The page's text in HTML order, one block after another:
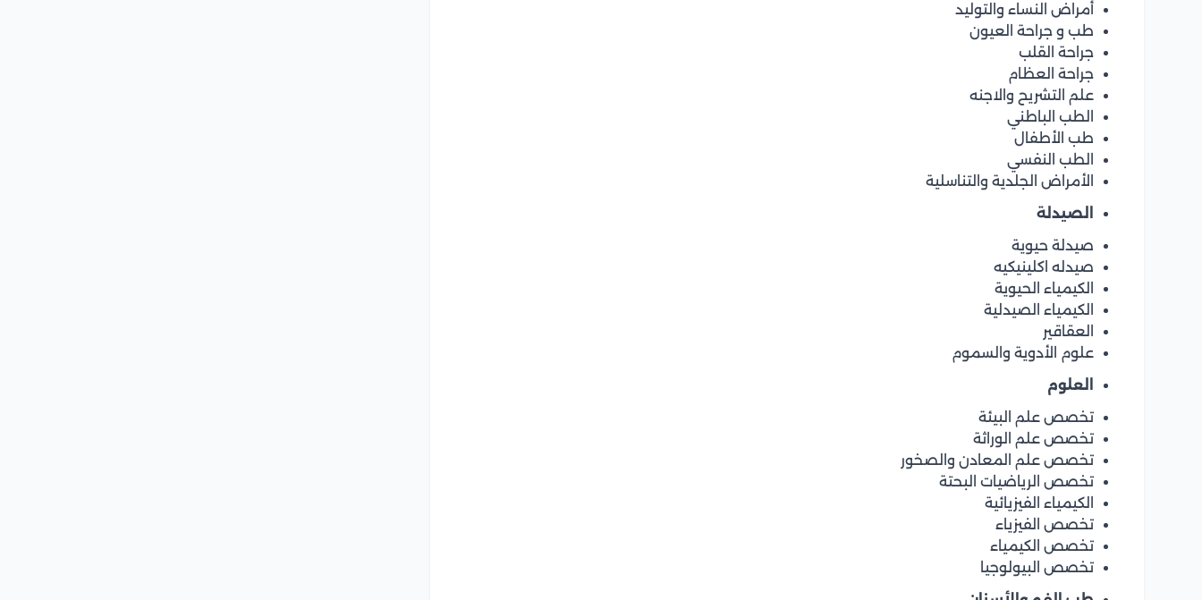
أمراض النساء والتوليد
طب و جراحة العيون
جراحة القلب
جراحة العظام
علم التشريح والاجنه
الطب الباطني
طب الأطفال
الطب النفسي
الأمراض الجلدية والتناسلية
الصيدلة
صيدلة حيوية
صيدله اكلينيكيه
الكيمياء الحيوية
الكيمياء الصيدلية
العقاقير
علوم الأدوية والسموم
العلوم
تخصص علم البيئة
تخصص علم الوراثة
تخصص علم المعادن والصخور
تخصص الرياضيات البحتة
الكيمياء الفيزيائية
تخصص الفيزياء
تخصص الكيمياء
تخصص البيولوجيا